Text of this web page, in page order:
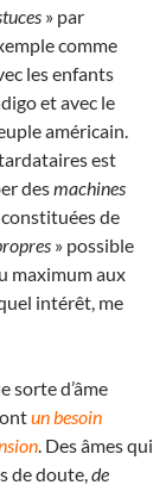
» par
comme
les enfants
et avec le
américain.
est
desmachines
constituées de
» possible
maximum aux
intérêt, me
sorte d’âme
un besoin
. Des âmes qui
de doute, de